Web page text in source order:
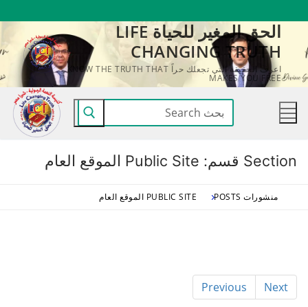
المحتوى
الحق المغير للحياة LIFE
CHANGING TRUTH
اعرف الحقيقة التي تجعلك حراً KNOW THE TRUTH THAT
MAKES YOU FREE
البحث
عن:
Section قسم: Public Site الموقع العام
منشورات POSTS PUBLIC SITE الموقع العام
Previous Next